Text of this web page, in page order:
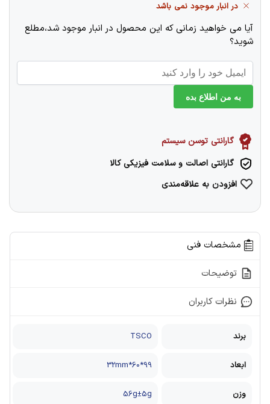
در انبار موجود نمی باشد
آیا می خواهید زمانی که این محصول در انبار موجود شد،مطلع
شوید؟
به من اطلاع بده
گارانتی توسن سیستم
گارانتی اصالت و سلامت فیزیکی کالا
افزودن به علاقه‌مندی
مشخصات فنی
توضیحات
نظرات کاربران
برند TSCO
ابعاد 99*60*32mm
وزن 56g±5g